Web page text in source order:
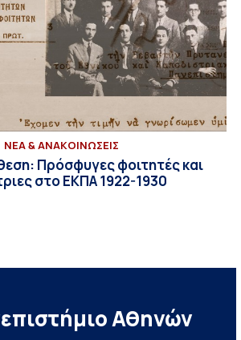
ΝΕΑ & ΑΝΑΚΟΙΝΩΣΕΙΣ
Πρόσφυγες φοιτητές και
στο ΕΚΠΑ 1922-1930
Αθηνών